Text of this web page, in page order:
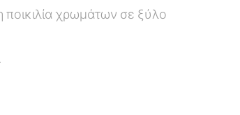
ποικιλία χρωμάτων σε ξύλο